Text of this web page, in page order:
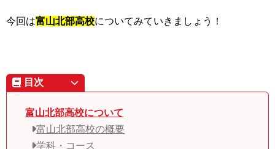
今回は富山北部高校についてみていきましょう！
目次
富山北部高校について
富山北部高校の概要
学科・コース